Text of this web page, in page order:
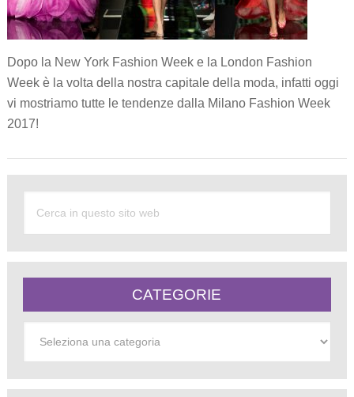
Dopo la New York Fashion Week e la London Fashion
Week è la volta della nostra capitale della moda, infatti oggi
vi mostriamo tutte le tendenze dalla Milano Fashion Week
2017!
CATEGORIE